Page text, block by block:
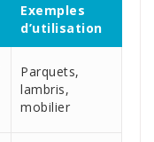
Exemples
d’utilisation
Parquets,
lambris,
mobilier